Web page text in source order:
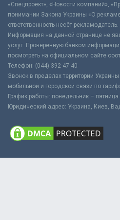
«Спецпроект», «Новости компаний»,
понимании Закона Украины «О
ответственность несёт рекламодатель.
Информация на данной странице не
услуг. Проверенную банком
посмотреть на официальном сайте
Телефон: (044) 392-47-40
Звонок в пределах территории
мобильной и городской связи по
График работы: понедельник –
Юридический адрес: Украина, Киев,